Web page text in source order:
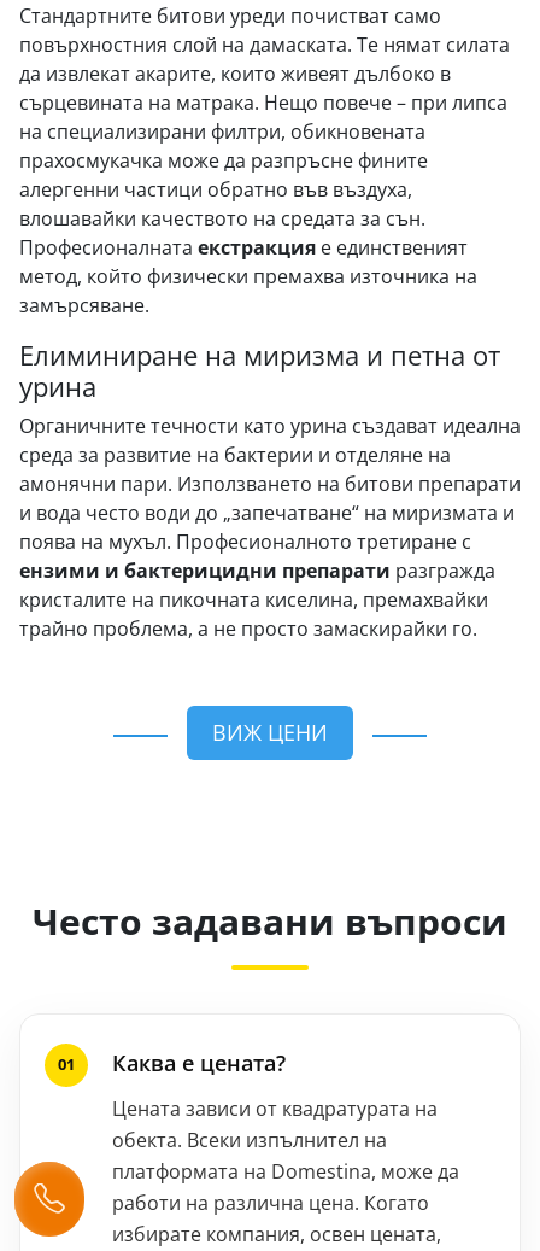
Стандартните битови уреди почистват само
повърхностния слой на дамаската. Те нямат силата
да извлекат акарите, които живеят дълбоко в
сърцевината на матрака. Нещо повече – при липса
на специализирани филтри, обикновената
прахосмукачка може да разпръсне фините
алергенни частици обратно във въздуха,
влошавайки качеството на средата за сън.
Професионалната екстракция е единственият
метод, който физически премахва източника на
замърсяване.
Елиминиране на миризма и петна от
урина
Органичните течности като урина създават идеална
среда за развитие на бактерии и отделяне на
амонячни пари. Използването на битови препарати
и вода често води до „запечатване“ на миризмата и
поява на мухъл. Професионалното третиране с
ензими и бактерицидни препарати разгражда
кристалите на пикочната киселина, премахвайки
трайно проблема, а не просто замаскирайки го.
ВИЖ ЦЕНИ
Често задавани въпроси
Каква е цената?
Цената зависи от квадратурата на
обекта. Всеки изпълнител на
платформата на Domestina, може да
работи на различна цена. Когато
избирате компания, освен цената,